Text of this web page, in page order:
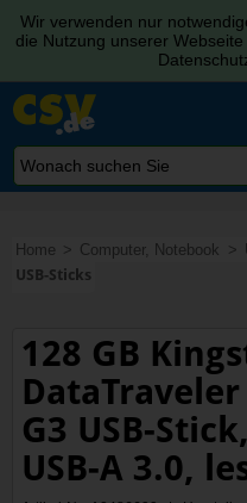
Wir verwenden nur
die Nutzung unserer
Home Computer, Notebook
USB-Sticks
128 GB
G3 USB-
USB-A 3.0,